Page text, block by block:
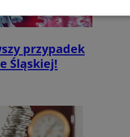
przypadek
Śląskiej!
Wydajność Targetowanie
Niesklasyfikowane